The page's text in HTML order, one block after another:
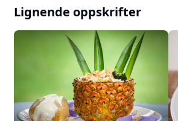
Lignende oppskrifter